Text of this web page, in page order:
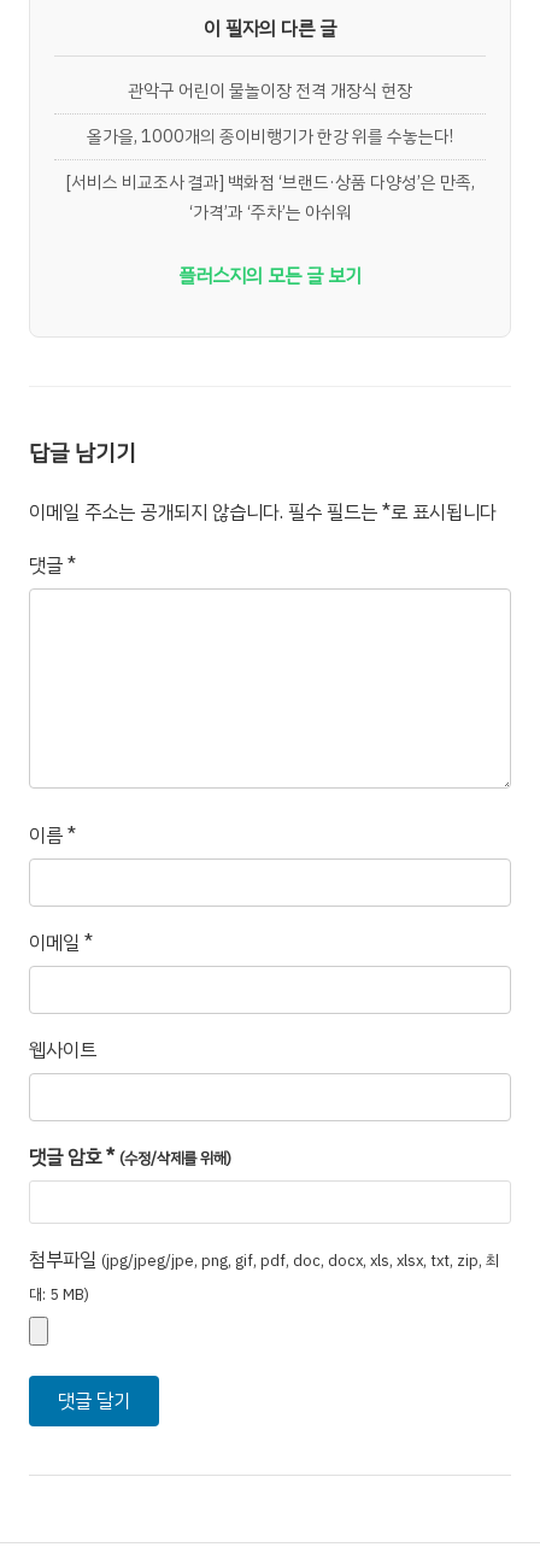
이 필자의 다른 글
관악구 어린이 물놀이장 전격 개장식 현장
올가을, 1000개의 종이비행기가 한강 위를 수놓는다!
[서비스 비교조사 결과] 백화점 ‘브랜드·상품 다양성’은 만족,
‘가격’과 ‘주차’는 아쉬워
플러스지의 모든 글 보기
답글 남기기
이메일 주소는 공개되지 않습니다. 필수 필드는*로 표시됩니다
댓글*
이름*
이메일 *
웹사이트
댓글 암호* (수정/삭제를 위해)
첨부파일 (jpg/jpeg/jpe, png, gif, pdf, doc, docx, xls, xlsx, txt, zip, 최
대: 5 MB)